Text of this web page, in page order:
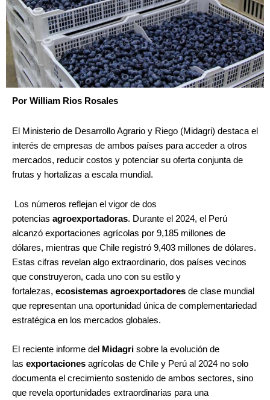
Por William Rios Rosales
El Ministerio de Desarrollo Agrario y Riego (Midagri) destaca el
interés de empresas de ambos países para acceder a otros
mercados, reducir costos y potenciar su oferta conjunta de
frutas y hortalizas a escala mundial.
Los números reflejan el vigor de dos
potencias agroexportadoras. Durante el 2024, el Perú
alcanzó exportaciones agrícolas por 9,185 millones de
dólares, mientras que Chile registró 9,403 millones de dólares.
Estas cifras revelan algo extraordinario, dos países vecinos
que construyeron, cada uno con su estilo y
fortalezas, ecosistemas agroexportadores de clase mundial
que representan una oportunidad única de complementariedad
estratégica en los mercados globales.
El reciente informe del Midagri sobre la evolución de
las exportaciones agrícolas de Chile y Perú al 2024 no solo
documenta el crecimiento sostenido de ambos sectores, sino
que revela oportunidades extraordinarias para una